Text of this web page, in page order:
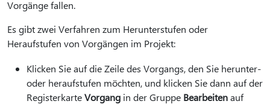
Vorgänge fallen.
Es gibt zwei Verfahren zum Herunterstufen oder
Heraufstufen von Vorgängen im Projekt:
Klicken Sie auf die Zeile des Vorgangs, den Sie herunter-
oder heraufstufen möchten, und klicken Sie dann auf der
RegisterkarteVorgang in der Gruppe Bearbeitenauf